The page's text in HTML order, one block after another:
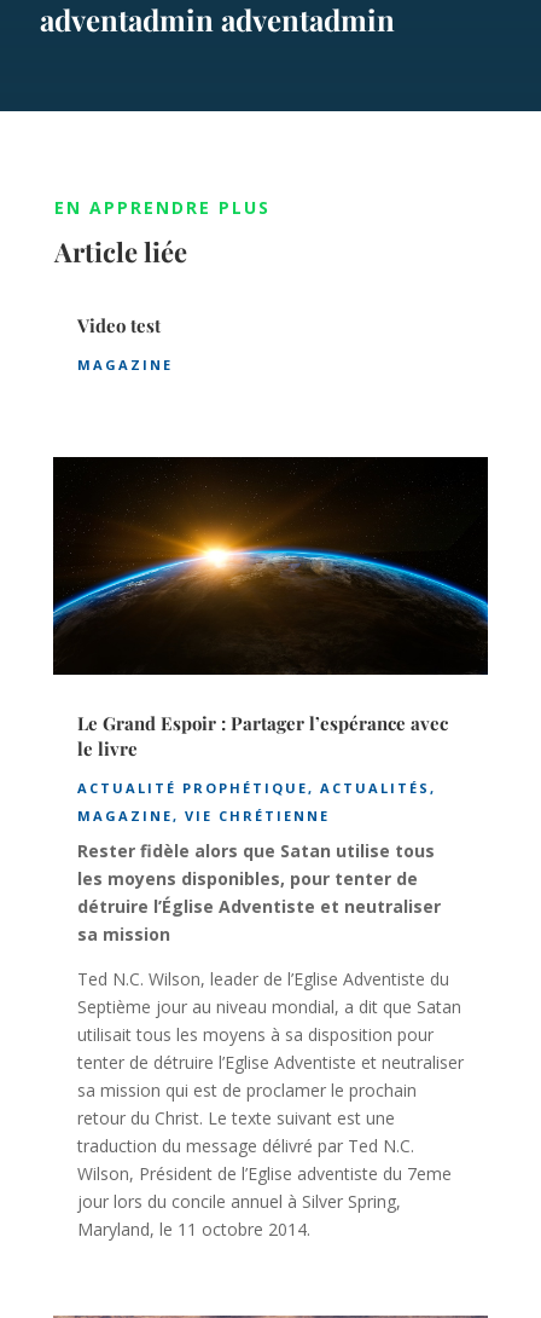
adventadmin adventadmin
EN APPRENDRE PLUS
Article liée
Video test
MAGAZINE
Le Grand Espoir : Partager l’espérance avec
le livre
ACTUALITÉ PROPHÉTIQUE, ACTUALITÉS ,
MAGAZINE, VIE CHRÉTIENNE
Rester fidèle alors que Satan utilise tous
les moyens disponibles, pour tenter de
détruire l’Église Adventiste et neutraliser
sa mission
Ted N.C. Wilson, leader de l’Eglise Adventiste du
Septième jour au niveau mondial, a dit que Satan
utilisait tous les moyens à sa disposition pour
tenter de détruire l’Eglise Adventiste et neutraliser
sa mission qui est de proclamer le prochain
retour du Christ. Le texte suivant est une
traduction du message délivré par Ted N.C.
Wilson, Président de l’Eglise adventiste du 7eme
jour lors du concile annuel à Silver Spring,
Maryland, le 11 octobre 2014.